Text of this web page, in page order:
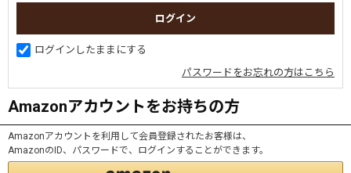
ログインしたままにする
パスワードをお忘れの方はこちら
Amazonアカウントをお持ちの方
Amazonアカウントを利用して会員登録されたお客様は、
AmazonのID、パスワードで、ログインすることができます。